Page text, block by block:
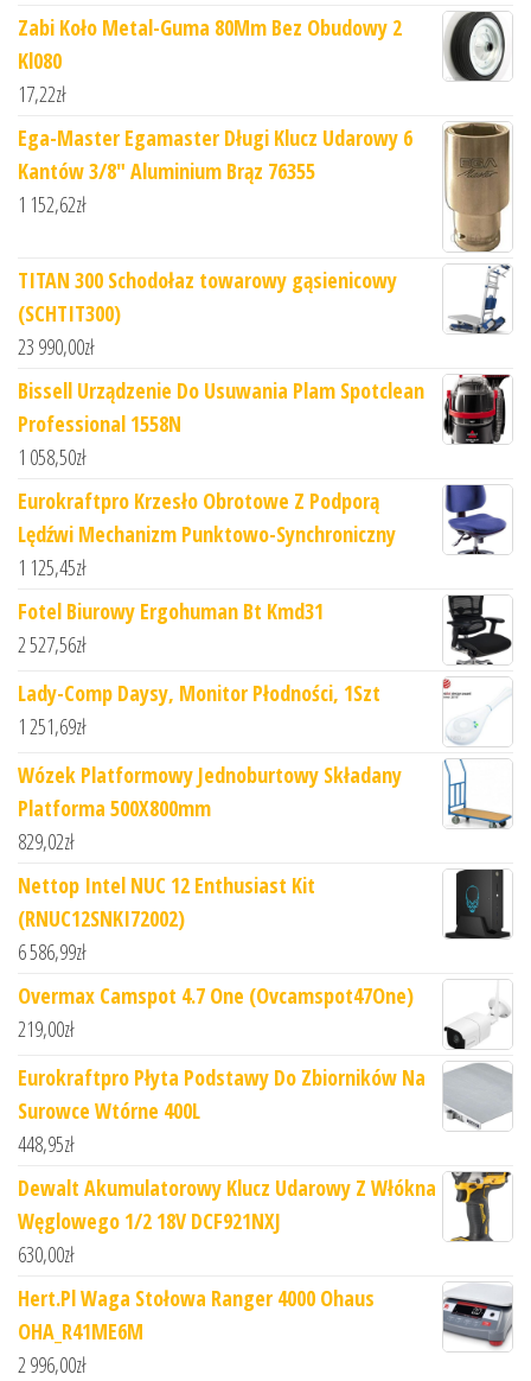
Zabi Koło Metal-Guma 80Mm Bez Obudowy 2
Kl080
17,22zł
Ega-Master Egamaster Długi Klucz Udarowy 6
Kantów 3/8" Aluminium Brąz 76355
1 152,62zł
TITAN 300 Schodołaz towarowy gąsienicowy
(SCHTIT300)
23 990,00zł
Bissell Urządzenie Do Usuwania Plam Spotclean
Professional 1558N
1 058,50zł
Eurokraftpro Krzesło Obrotowe Z Podporą
Lędźwi Mechanizm Punktowo-Synchroniczny
1 125,45zł
Fotel Biurowy Ergohuman Bt Kmd31
2 527,56zł
Lady-Comp Daysy, Monitor Płodności, 1Szt
1 251,69zł
Wózek Platformowy Jednoburtowy Składany
Platforma 500X800mm
829,02zł
Nettop Intel NUC 12 Enthusiast Kit
(RNUC12SNKI72002)
6 586,99zł
Overmax Camspot 4.7 One (Ovcamspot47One)
219,00zł
Eurokraftpro Płyta Podstawy Do Zbiorników Na
Surowce Wtórne 400L
448,95zł
Dewalt Akumulatorowy Klucz Udarowy Z Włókna
Węglowego 1/2 18V DCF921NXJ
630,00zł
Hert.Pl Waga Stołowa Ranger 4000 Ohaus
OHA_R41ME6M
2 996,00zł